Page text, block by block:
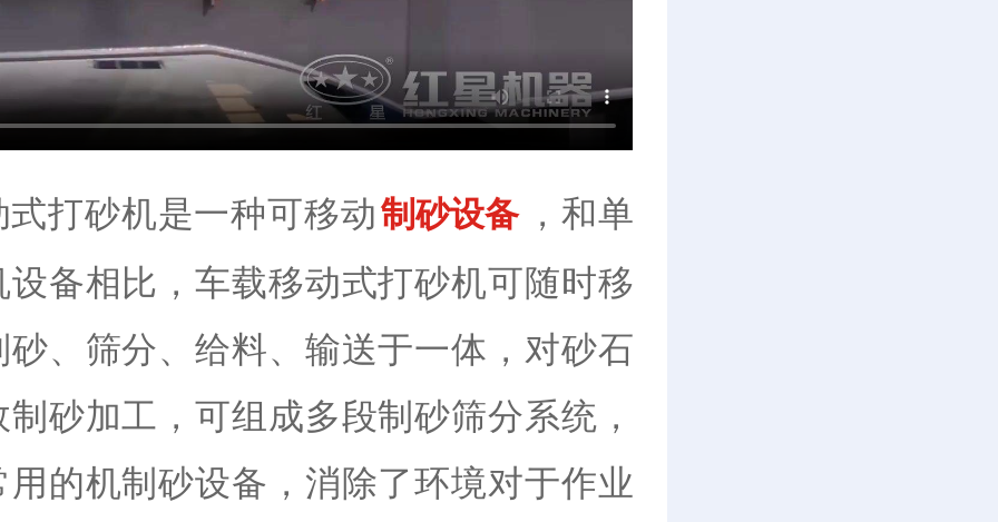
打砂机是一种可移动制砂设备 ，和单
备相比，车载移动式打砂机可随时移
、筛分、给料、输送于一体，对砂石
砂加工，可组成多段制砂筛分系统，
的机制砂设备，消除了环境对于作业